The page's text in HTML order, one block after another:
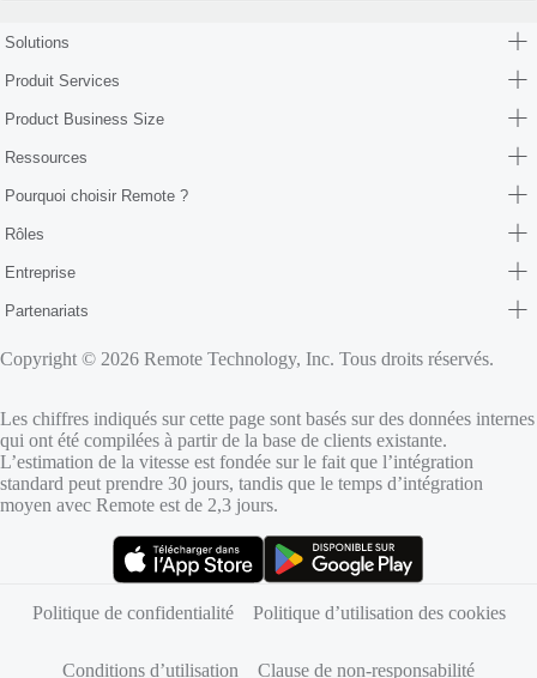
Solutions
Produit Services
Product Business Size
Ressources
Pourquoi choisir Remote ?
Rôles
Entreprise
Partenariats
Copyright © 2026 Remote Technology, Inc. Tous droits réservés.
Les chiffres indiqués sur cette page sont basés sur des données internes
qui ont été compilées à partir de la base de clients existante.
L’estimation de la vitesse est fondée sur le fait que l’intégration
standard peut prendre 30 jours, tandis que le temps d’intégration
moyen avec Remote est de 2,3 jours.
Politique de confidentialité
Politique d’utilisation des cookies
Conditions d’utilisation Clause de non-responsabilité